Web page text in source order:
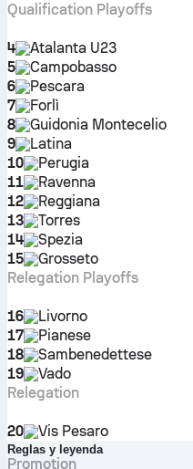
Qualification Playoffs
4 Atalanta U23
5
Campobasso
6
Pescara
7
Forlì
8
Guidonia Montecelio
9
Latina
10
Perugia
11
Ravenna
12
Reggiana
13
Torres
14
Spezia
15
Grosseto
Relegation Playoffs
16 Livorno
17
Pianese
18
Sambenedettese
19
Vado
Relegation
20 Vis Pesaro
Reglas y leyenda
Promotion